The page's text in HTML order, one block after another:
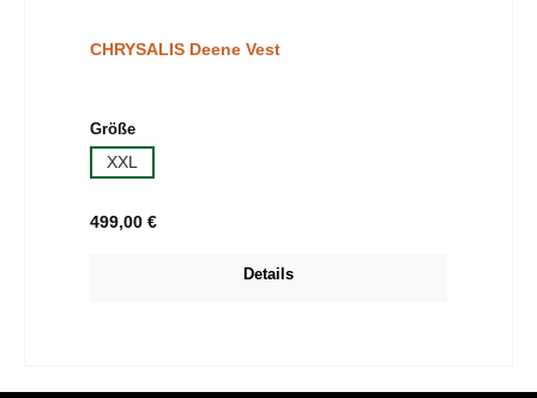
CHRYSALIS Deene Vest
Größeauswählen
XXL
Regulärer Preis:
499,00 €
Details